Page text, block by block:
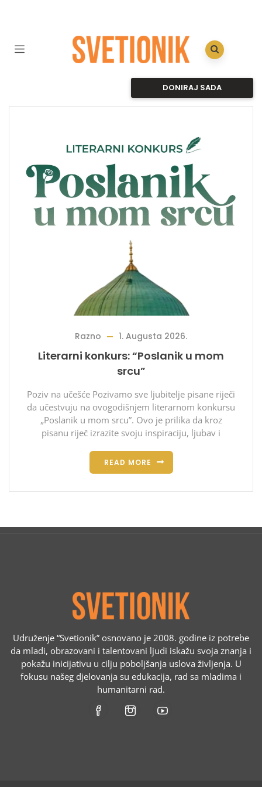
DONIRAJ SADA
Razno 1. Augusta 2026.
Literarni konkurs: “Poslanik u mom
srcu”
Poziv na učešće Pozivamo sve ljubitelje pisane riječi
da učestvuju na ovogodišnjem literarnom konkursu
„Poslanik u mom srcu”. Ovo je prilika da kroz
pisanu riječ izrazite svoju inspiraciju, ljubav i
READ MORE
Udruženje “Svetionik” osnovano je 2008. godine iz potrebe
da mladi, obrazovani i talentovani ljudi iskažu svoja znanja i
pokažu inicijativu u cilju poboljšanja uslova življenja. U
fokusu našeg djelovanja su edukacija, rad sa mladima i
humanitarni rad.